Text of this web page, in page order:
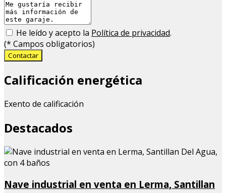
He leído y acepto la Política de privacidad.
(* Campos obligatorios)
Contactar
Calificación energética
Exento de calificación
Destacados
Nave industrial en venta en Lerma, Santillan